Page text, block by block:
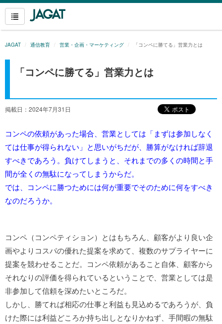
JAGAT 通信教育 営業・企画・マーケティング 「コンペに勝てる」営業力とは
「コンペに勝てる」営業力とは
掲載日：2024年7月31日
コンペの依頼があった場合、営業としては「まずは参加しなく
ては仕事が得られない」と思いがちだが、勝算がなければ辞退
すべきであろう。負けてしまうと、それまでの多くの時間と手
間が全くの無駄になってしまうからだ。
では、コンペに勝つためには何が重要でそのために何をすべき
なのだろうか。
コンペ（コンペティション）とはもちろん、顧客がより良い企
画やよりコスパの優れた提案を求めて、複数のサプライヤーに
提案を競わせることだ。コンペ依頼があること自体、顧客から
それなりの評価を得られているということで、営業としては是
非参加して信頼を深めたいところだ。
しかし、勝てれば相応の仕事と利益も見込めるであろうが、負
けた際には利益どころか持ち出しとなりかねず、手間暇の無駄